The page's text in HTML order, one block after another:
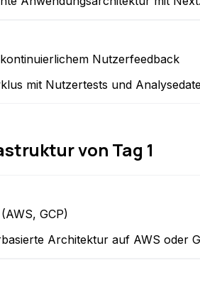
Nutzerfeedback
mit Nutzertests und
von Tag 1
GCP)
Architektur auf AWS oder